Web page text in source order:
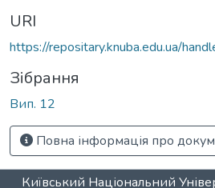
URI
https://repositary.knuba.edu.ua/
Зібрання
Вип. 12
Повна інформація про
Київський Національний